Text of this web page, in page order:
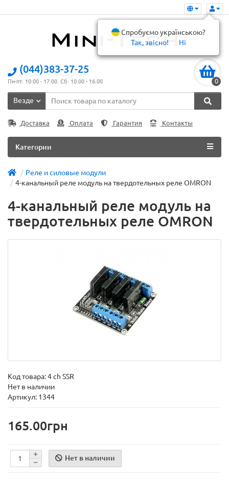
(044)383-37-25
Пн-пт: 10:00 - 17:00. Сб: 10:00 - 16:00 0
Везде
Доставка Оплата Гарантия Контакты
Категории
Реле и силовые модули
4-канальный реле модуль на твердотельных реле OMRON
4-канальный реле модуль на
твердотельных реле OMRON
Код товара:4 ch SSR
Нет в наличии
Артикул: 1344
165.00грн
Нет в наличии
Спробуємо українською?
Так, звісно!
Ні